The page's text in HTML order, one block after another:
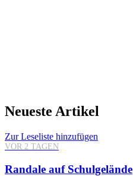
Neueste Artikel
Zur Leseliste hinzufügen
VOR 2 TAGEN
Randale auf Schulgelände